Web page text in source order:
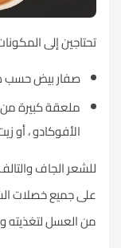
تحتاجين إلى
صفار بيض حسب
ملعقة كبيرة من
الأفوكادو ، أو
للشعر الجاف
من العسل لتغذيته